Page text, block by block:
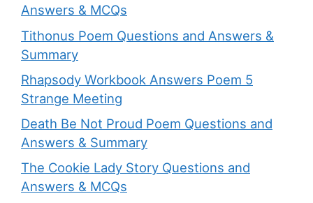
Answers & MCQs
Tithonus Poem Questions and Answers &
Summary
Rhapsody Workbook Answers Poem 5
Strange Meeting
Death Be Not Proud Poem Questions and
Answers & Summary
The Cookie Lady Story Questions and
Answers & MCQs